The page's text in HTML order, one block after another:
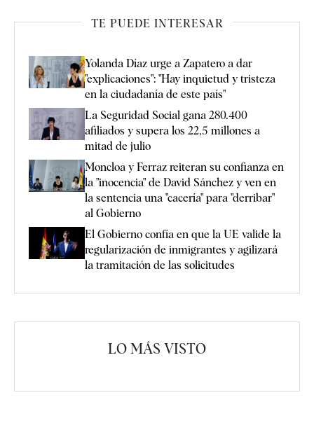
TE PUEDE INTERESAR
Yolanda Díaz urge a Zapatero a dar
"explicaciones": "Hay inquietud y tristeza
en la ciudadanía de este país"
La Seguridad Social gana 280.400
afiliados y supera los 22,5 millones a
mitad de julio
Moncloa y Ferraz reiteran su confianza en
la "inocencia" de David Sánchez y ven en
la sentencia una "cacería" para "derribar"
al Gobierno
El Gobierno confía en que la UE valide la
regularización de inmigrantes y agilizará
la tramitación de las solicitudes
LO MÁS VISTO